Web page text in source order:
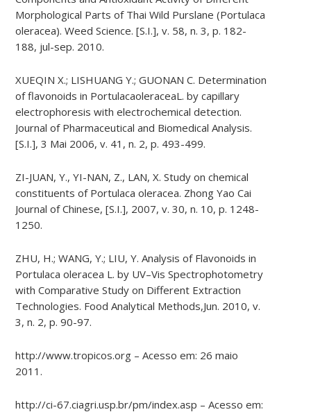
Morphological Parts of Thai Wild Purslane (Portulaca
oleracea). Weed Science. [S.I.], v. 58, n. 3, p. 182-
188, jul-sep. 2010.
XUEQIN X.; LISHUANG Y.; GUONAN C. Determination
of flavonoids in PortulacaoleraceaL. by capillary
electrophoresis with electrochemical detection.
Journal of Pharmaceutical and Biomedical Analysis.
[S.I.], 3 Mai 2006, v. 41, n. 2, p. 493-499.
ZI-JUAN, Y., YI-NAN, Z., LAN, X. Study on chemical
constituents of Portulaca oleracea. Zhong Yao Cai
Journal of Chinese, [S.I.], 2007, v. 30, n. 10, p. 1248-
1250.
ZHU, H.; WANG, Y.; LIU, Y. Analysis of Flavonoids in
Portulaca oleracea L. by UV–Vis Spectrophotometry
with Comparative Study on Different Extraction
Technologies. Food Analytical Methods,Jun. 2010, v.
3, n. 2, p. 90-97.
http://www.tropicos.org – Acesso em: 26 maio
2011.
http://ci-67.ciagri.usp.br/pm/index.asp – Acesso em: